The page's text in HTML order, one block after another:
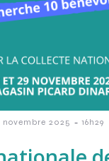
novembre 2025 - 16h29